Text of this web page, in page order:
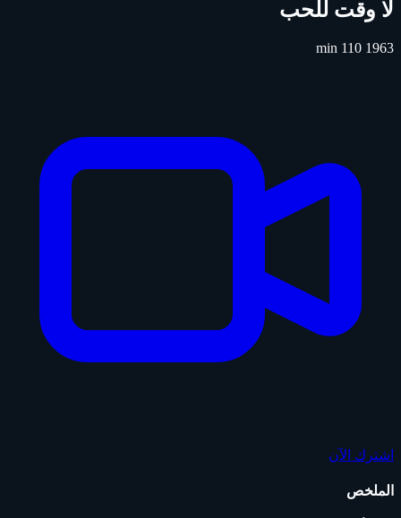
لا وقت للحب
1963
110 min
اشترك الآن
الملخص